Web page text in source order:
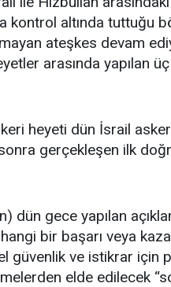
kontrol altında tuttuğu
ateşkes devam
arasında yapılan
heyeti dün İsrail
gerçekleşen ilk
dün gece yapılan
bir başarı veya
güvenlik ve istikrar için
elde edilecek